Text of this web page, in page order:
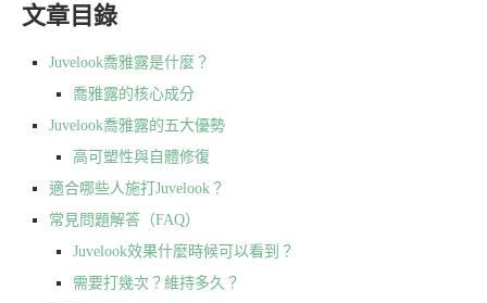
文章目錄
Juvelook喬雅露是什麼？
喬雅露的核心成分
Juvelook喬雅露的五大優勢
高可塑性與自體修復
適合哪些人施打Juvelook？
常見問題解答（FAQ）
Juvelook效果什麼時候可以看到？
需要打幾次？維持多久？